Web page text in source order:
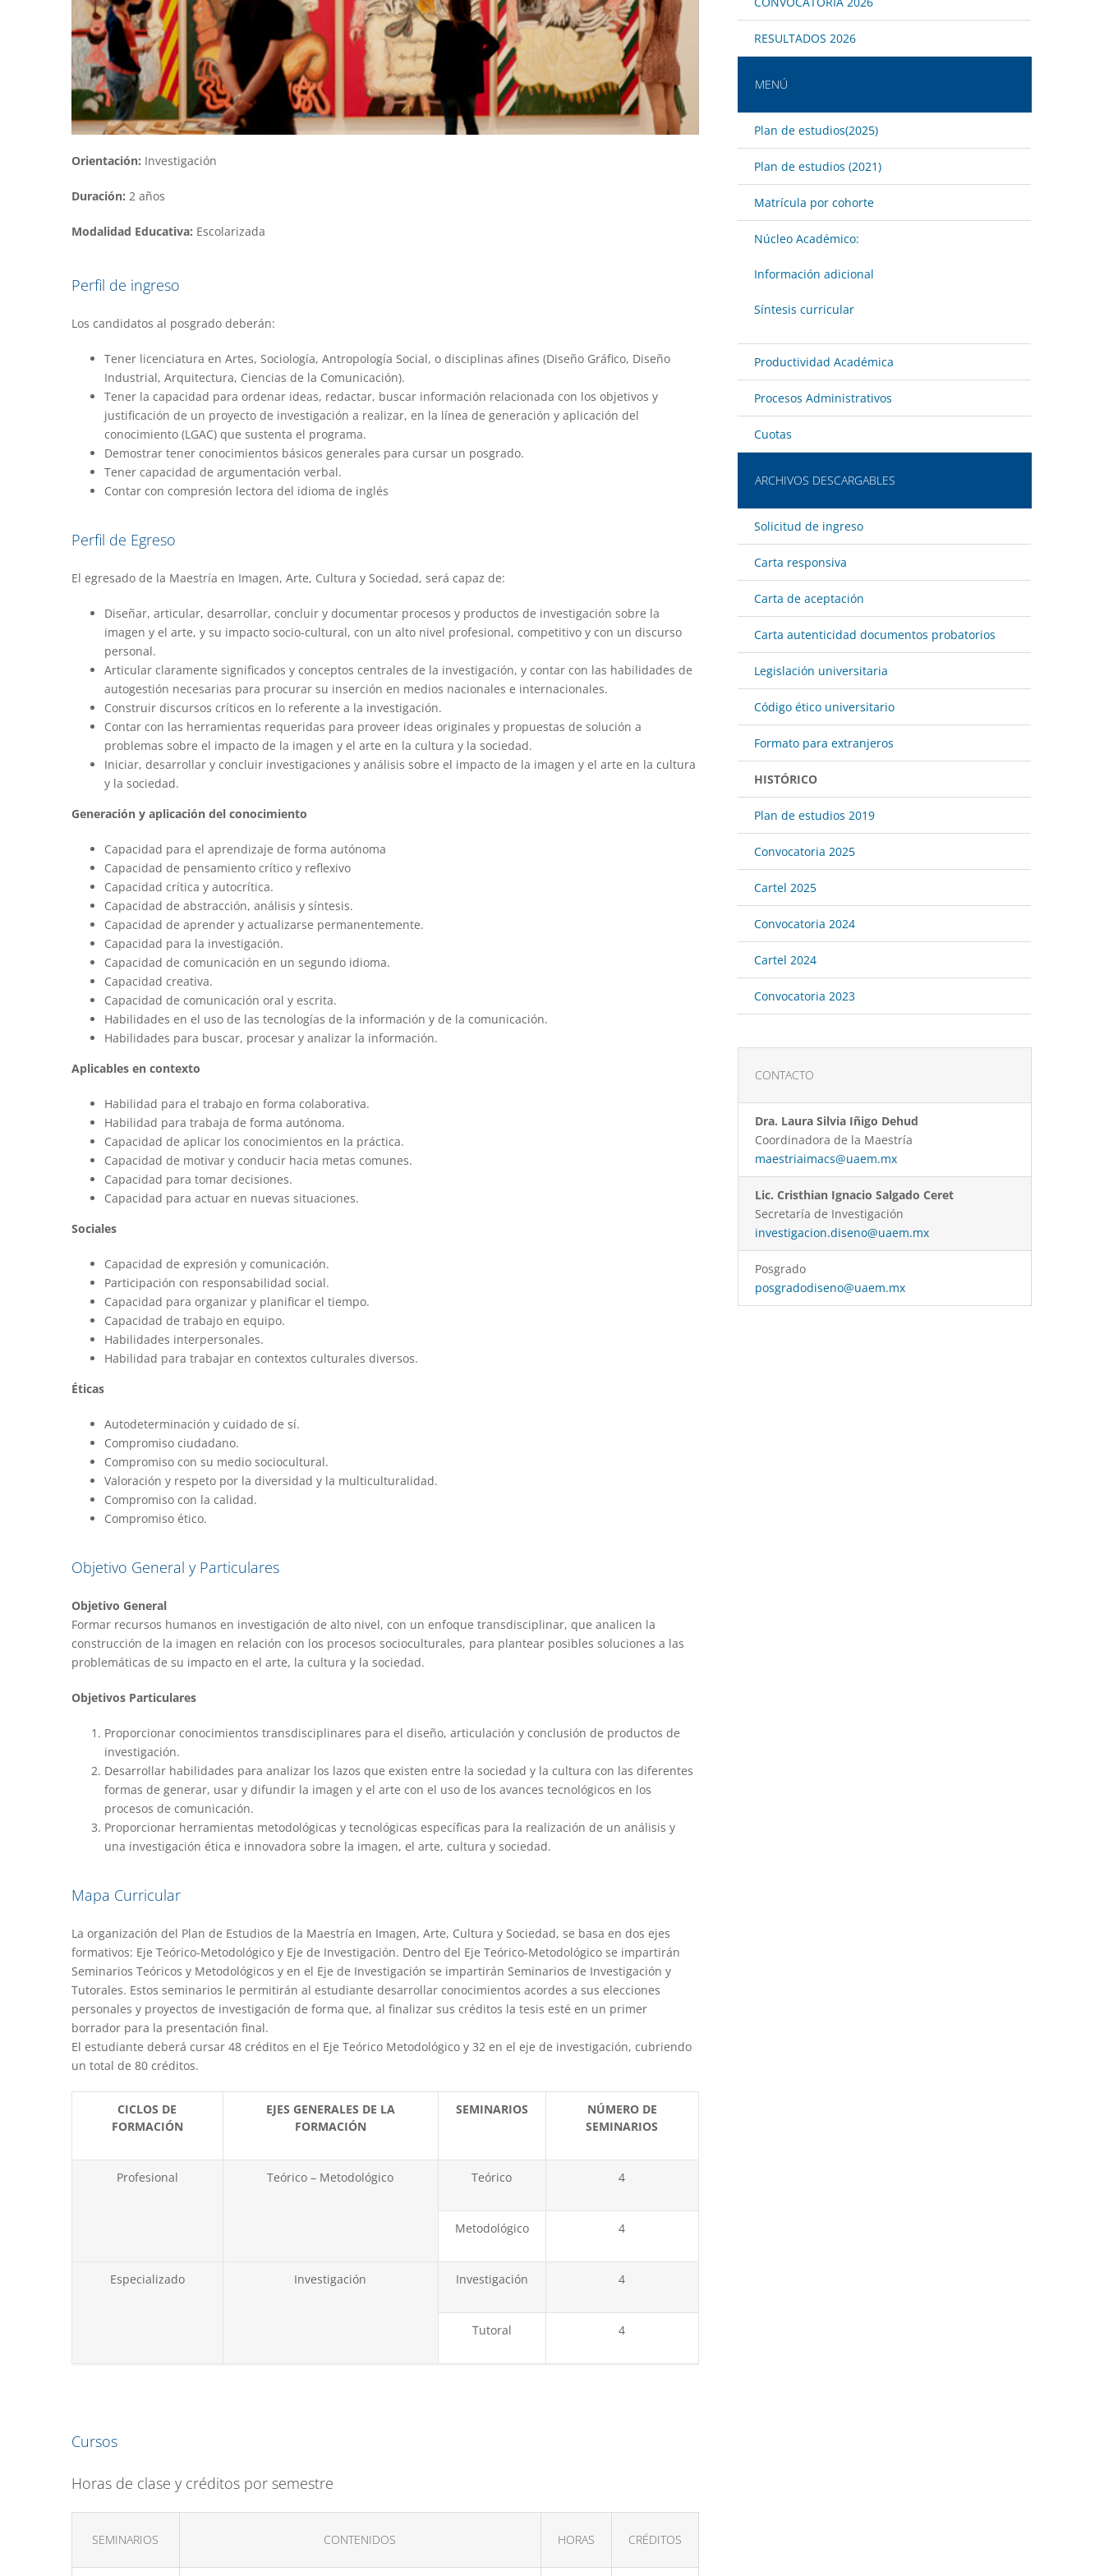
Orientación: Investigación
Duración: 2 años
Modalidad Educativa: Escolarizada
Perfil de ingreso
Los candidatos al posgrado deberán:
Tener licenciatura en Artes, Sociología, Antropología Social, o disciplinas afines (Diseño Gráfico, Diseño
Industrial, Arquitectura, Ciencias de la Comunicación).
Tener la capacidad para ordenar ideas, redactar, buscar información relacionada con los objetivos y
justificación de un proyecto de investigación a realizar, en la línea de generación y aplicación del
conocimiento (LGAC) que sustenta el programa.
Demostrar tener conocimientos básicos generales para cursar un posgrado.
Tener capacidad de argumentación verbal.
Contar con compresión lectora del idioma de inglés
Perfil de Egreso
El egresado de la Maestría en Imagen, Arte, Cultura y Sociedad, será capaz de:
Diseñar, articular, desarrollar, concluir y documentar procesos y productos de investigación sobre la
imagen y el arte, y su impacto socio-cultural, con un alto nivel profesional, competitivo y con un discurso
personal.
Articular claramente significados y conceptos centrales de la investigación, y contar con las habilidades de
autogestión necesarias para procurar su inserción en medios nacionales e internacionales.
Construir discursos críticos en lo referente a la investigación.
Contar con las herramientas requeridas para proveer ideas originales y propuestas de solución a
problemas sobre el impacto de la imagen y el arte en la cultura y la sociedad.
Iniciar, desarrollar y concluir investigaciones y análisis sobre el impacto de la imagen y el arte en la cultura
y la sociedad.
Generación y aplicación del conocimiento
Capacidad para el aprendizaje de forma autónoma
Capacidad de pensamiento crítico y reflexivo
Capacidad crítica y autocrítica.
Capacidad de abstracción, análisis y síntesis.
Capacidad de aprender y actualizarse permanentemente.
Capacidad para la investigación.
Capacidad de comunicación en un segundo idioma.
Capacidad creativa.
Capacidad de comunicación oral y escrita.
Habilidades en el uso de las tecnologías de la información y de la comunicación.
Habilidades para buscar, procesar y analizar la información.
Aplicables en contexto
Habilidad para el trabajo en forma colaborativa.
Habilidad para trabaja de forma autónoma.
Capacidad de aplicar los conocimientos en la práctica.
Capacidad de motivar y conducir hacia metas comunes.
Capacidad para tomar decisiones.
Capacidad para actuar en nuevas situaciones.
Sociales
Capacidad de expresión y comunicación.
Participación con responsabilidad social.
Capacidad para organizar y planificar el tiempo.
Capacidad de trabajo en equipo.
Habilidades interpersonales.
Habilidad para trabajar en contextos culturales diversos.
Éticas
Autodeterminación y cuidado de sí.
Compromiso ciudadano.
Compromiso con su medio sociocultural.
Valoración y respeto por la diversidad y la multiculturalidad.
Compromiso con la calidad.
Compromiso ético.
Objetivo General y Particulares
Objetivo General
Formar recursos humanos en investigación de alto nivel, con un enfoque transdisciplinar, que analicen la
construcción de la imagen en relación con los procesos socioculturales, para plantear posibles soluciones a las
problemáticas de su impacto en el arte, la cultura y la sociedad.
Objetivos Particulares
Proporcionar conocimientos transdisciplinares para el diseño, articulación y conclusión de productos de
investigación.
Desarrollar habilidades para analizar los lazos que existen entre la sociedad y la cultura con las diferentes
formas de generar, usar y difundir la imagen y el arte con el uso de los avances tecnológicos en los
procesos de comunicación.
Proporcionar herramientas metodológicas y tecnológicas específicas para la realización de un análisis y
una investigación ética e innovadora sobre la imagen, el arte, cultura y sociedad.
Mapa Curricular
La organización del Plan de Estudios de la Maestría en Imagen, Arte, Cultura y Sociedad, se basa en dos ejes
formativos: Eje Teórico-Metodológico y Eje de Investigación. Dentro del Eje Teórico-Metodológico se impartirán
Seminarios Teóricos y Metodológicos y en el Eje de Investigación se impartirán Seminarios de Investigación y
Tutorales. Estos seminarios le permitirán al estudiante desarrollar conocimientos acordes a sus elecciones
personales y proyectos de investigación de forma que, al finalizar sus créditos la tesis esté en un primer
borrador para la presentación final.
El estudiante deberá cursar 48 créditos en el Eje Teórico Metodológico y 32 en el eje de investigación, cubriendo
un total de 80 créditos.
CICLOS DE
FORMACIÓN
EJES GENERALES DE LA
FORMACIÓN
SEMINARIOS
NÚMERO DE
SEMINARIOS
Profesional Teórico – Metodológico Teórico 4
Metodológico 4
Especializado Investigación Investigación 4
Tutoral 4
Cursos
Horas de clase y créditos por semestre
SEMINARIOS CONTENIDOS HORAS CRÉDITOS
RESULTADOS 2026
MENÚ
Plan de estudios(2025)
Plan de estudios (2021)
Matrícula por cohorte
Núcleo Académico:
Información adicional
Síntesis curricular
Productividad Académica
Procesos Administrativos
Cuotas
ARCHIVOS DESCARGABLES
Solicitud de ingreso
Carta responsiva
Carta de aceptación
Carta autenticidad documentos probatorios
Legislación universitaria
Código ético universitario
Formato para extranjeros
HISTÓRICO
Plan de estudios 2019
Convocatoria 2025
Cartel 2025
Convocatoria 2024
Cartel 2024
Convocatoria 2023
CONTACTO
Dra. Laura Silvia Iñigo Dehud
Coordinadora de la Maestría
maestriaimacs@uaem.mx
Lic. Cristhian Ignacio Salgado Ceret
Secretaría de Investigación
investigacion.diseno@uaem.mx
Posgrado
posgradodiseno@uaem.mx